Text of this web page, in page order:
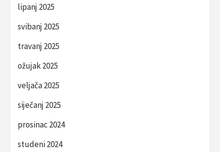
lipanj 2025
svibanj 2025
travanj 2025
ožujak 2025
veljača 2025
siječanj 2025
prosinac 2024
studeni 2024